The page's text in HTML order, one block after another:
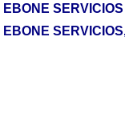
EBONE
EBONE